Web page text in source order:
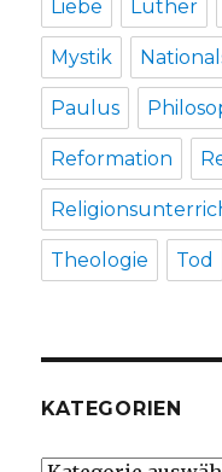
Liebe Luther
Mystik
Paulus
Reformation
Theologie Tod
KATEGORIEN